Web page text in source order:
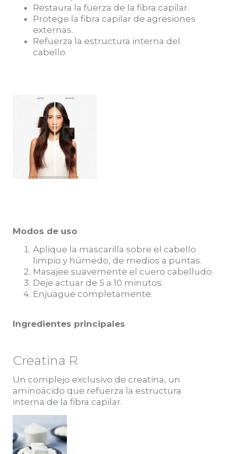
Restaura la fuerza de la fibra capilar.
Protege la fibra capilar de agresiones
externas.
Refuerza la estructura interna del
cabello.
Modos de uso
Aplique la mascarilla sobre el cabello
limpio y húmedo, de medios a puntas.
Masajee suavemente el cuero cabelludo.
Deje actuar de 5 a 10 minutos.
Enjuague completamente.
Ingredientes principales
Creatina R
Un complejo exclusivo de creatina, un
aminoácido que refuerza la estructura
interna de la fibra capilar.